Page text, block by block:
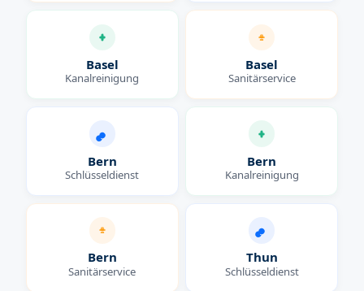
Basel
Kanalreinigung
Basel
Sanitärservice
Bern
Schlüsseldienst
Bern
Kanalreinigung
Bern
Sanitärservice
Thun
Schlüsseldienst